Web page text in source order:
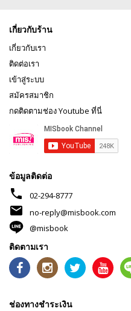
เกี่ยวกับร้าน
เกี่ยวกับเรา
ติดต่อเรา
เข้าสู่ระบบ
สมัครสมาชิก
กดติดตามช่อง Youtube ที่นี่
ข้อมูลติดต่อ
phone 02-294-8777
mail
no-reply@misbook.com
@misbook
ติดตามเรา
ช่องทางชำระเงิน